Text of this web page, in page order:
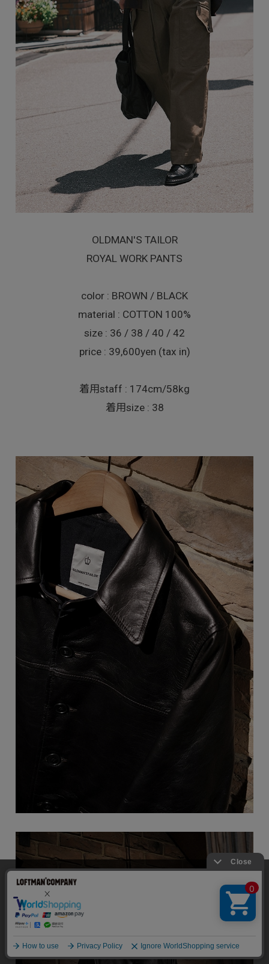
OLDMAN'S TAILOR
ROYAL WORK PANTS
color : BROWN / BLACK
material : COTTON 100%
size : 36 / 38 / 40 / 42
price : 39,600yen (tax in)
着用staff : 174cm/58kg
着用size : 38
当サイトでは利用体験の向上およびコンテンツの最適な提供、ト
ラフィックの分析を目的としてCookieを使用しています。
サイトの閲覧を継続された場合、Cookieの利用に同意したことも
のといたします。
詳細については
承諾する